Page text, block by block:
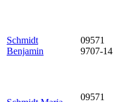
Schmidt
Benjamin
09571
9707-14
09571